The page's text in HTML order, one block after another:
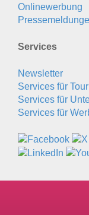
Onlinewerbung
Services
Newsletter
Services für
Services für
Services für